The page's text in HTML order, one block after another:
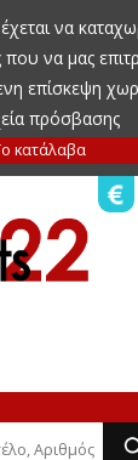
να
να μας
επίσκεψη
πρόσβασης